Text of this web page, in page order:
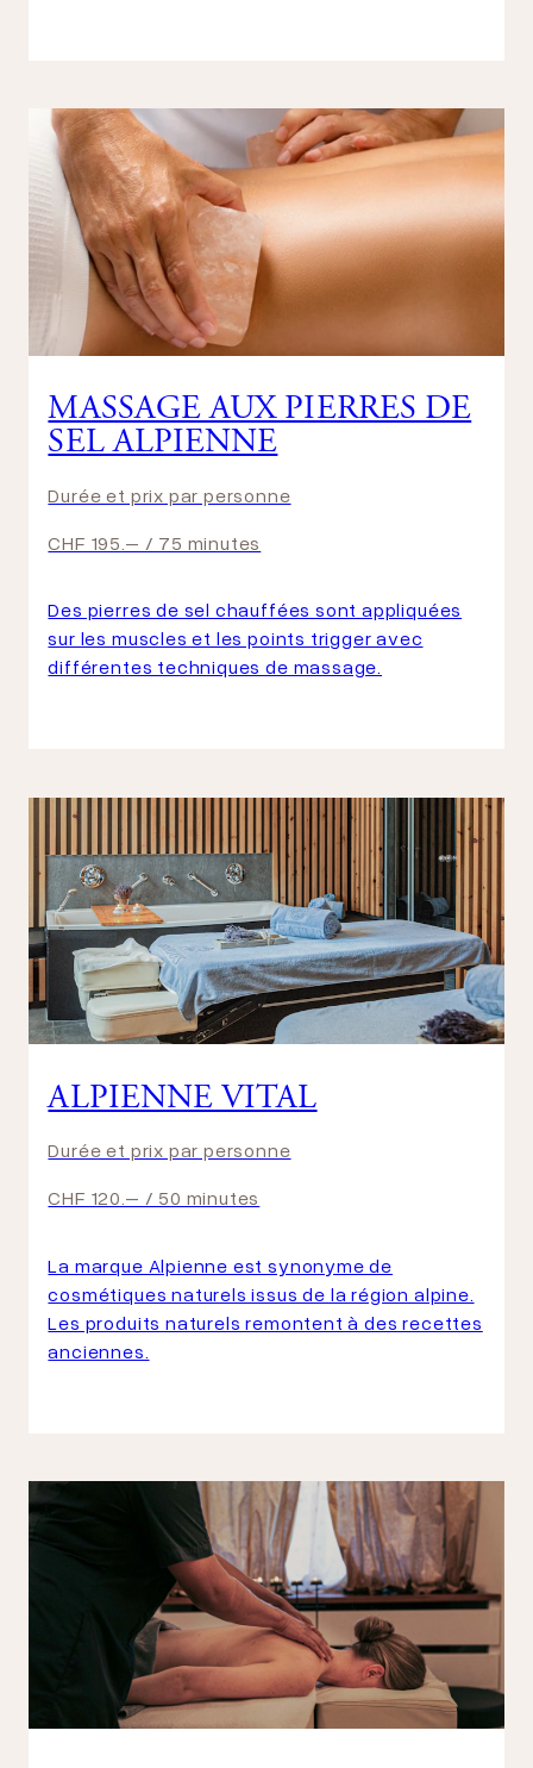
MASSAGE AUX PIERRES DE
SEL ALPIENNE
Durée et prix par personne
CHF 195.– / 75 minutes
Des pierres de sel chauffées sont appliquées
sur les muscles et les points trigger avec
différentes techniques de massage.
ALPIENNE VITAL
Durée et prix par personne
CHF 120.– / 50 minutes
La marque Alpienne est synonyme de
cosmétiques naturels issus de la région alpine.
Les produits naturels remontent à des recettes
anciennes.